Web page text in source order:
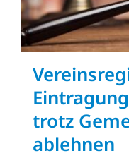
trotz
ablehnen